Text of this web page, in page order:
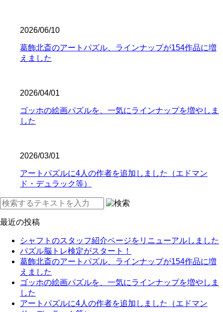
2026/06/10
葛飾北斎のアートパズル、ラインナップが154作品に増
えました
2026/04/01
ゴッホの絵画パズルを、一気にラインナップを増やしま
した
2026/03/01
アートパズルに4人の作者を追加しました（エドマン
ド・デュラック等）
最近の投稿
シャフトのスタッフ紹介ページをリニューアルしました
パズル脳トレ検定がスタート！
葛飾北斎のアートパズル、ラインナップが154作品に増
えました
ゴッホの絵画パズルを、一気にラインナップを増やしま
した
アートパズルに4人の作者を追加しました（エドマン